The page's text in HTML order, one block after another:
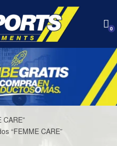
0
“FEMME CARE”